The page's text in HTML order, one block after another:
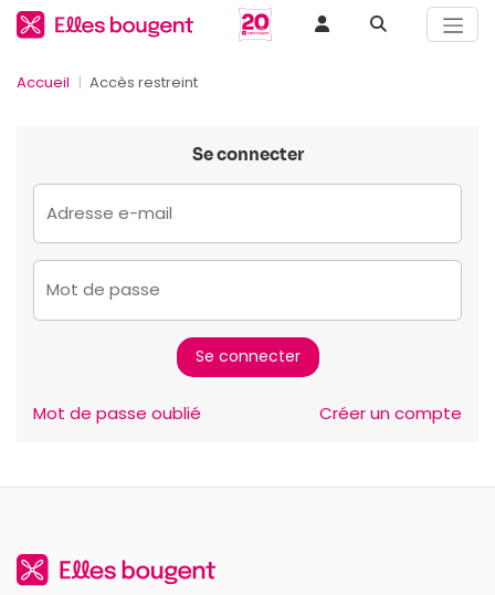
Accueil Accès restreint
Se connecter
Adresse e-mail
Mot de passe
Mot de passe oublié Créer un compte